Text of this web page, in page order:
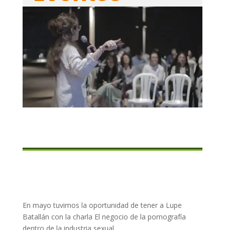
En mayo tuvimos la oportunidad de tener a Lupe
Batallán con la charla El negocio de la pornografía